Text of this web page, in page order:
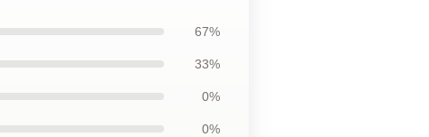
67%
33%
0%
0%